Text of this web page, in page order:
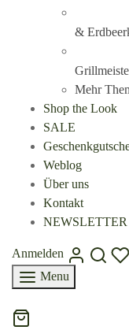
&
Mehr
Shop the Look
SALE
Weblog
Über uns
Kontakt
NEWSLETTER
Anmelden
Menu